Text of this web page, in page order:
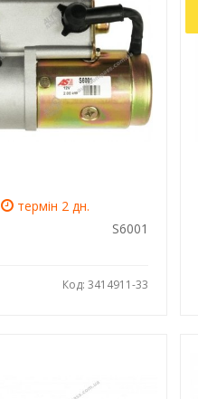
термін 2 дн.
S6001
Код: 3414911-33